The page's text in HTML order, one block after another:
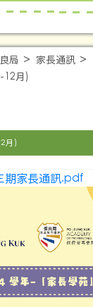
局
家長通訊
12月)
月)
期家長通訊.pdf